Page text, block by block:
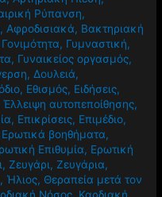
Ρύπανση,
,Αφροδισιακά, Βακτηριακή
Γονιμότητα, Γυμναστική,
, Γυναικείος οργασμός,
,Δουλειά,
, Εθισμός, Ειδήσεις,
Έλλειψη αυτοπεποίθησης,
, Επικρίσεις, Επιμέδιο,
Ερωτικά βοηθήματα,
Επιθυμία, Ερωτική
,Ζευγάρι,Ζευγάρια,
, Ήλιος, Θεραπεία μετά τον